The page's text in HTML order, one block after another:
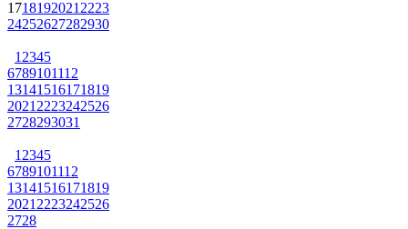
1718192021 2223
24252627282930
1 2345
6789101112
13141516171819
2021 2223242526
2728293031
1 2345
6789101112
13141516171819
2021 2223242526
2728